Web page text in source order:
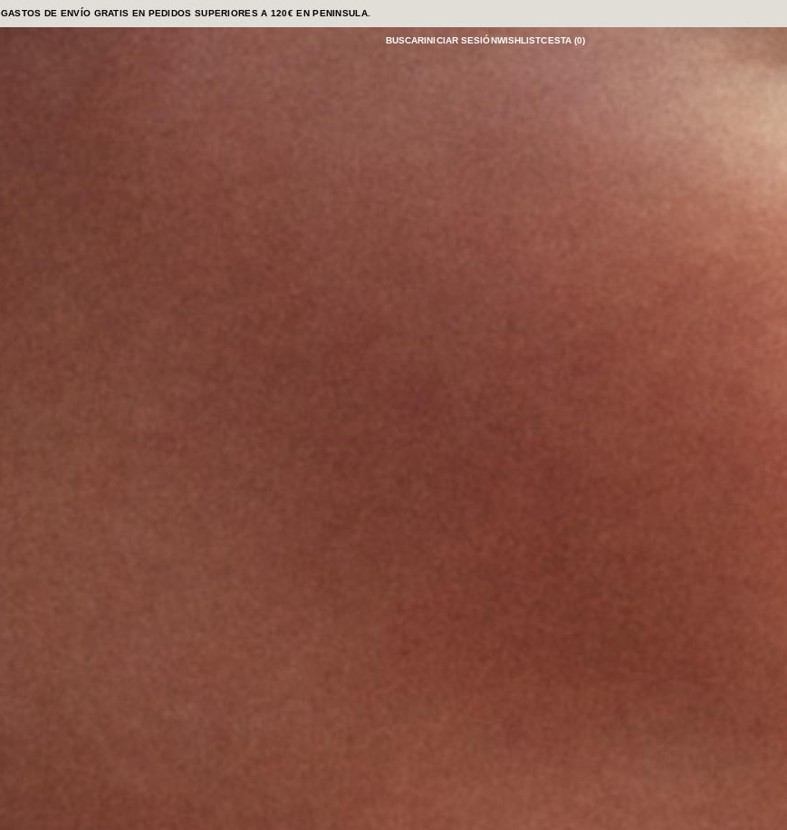
GASTOS DE ENVÍO GRATIS EN PEDIDOS SUPERIORES A 120€ EN PENINSULA.
BUSCARINICIAR SESIÓNWISHLISTCESTA (0)